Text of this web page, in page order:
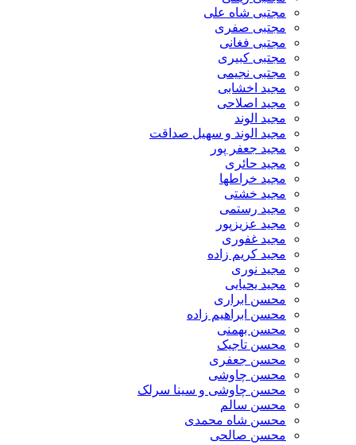
مجتبی شاه علی
مجتبی صفری
مجتبی فغانی
مجتبی کبیری
مجتبی نجیمی
مجید اخشابی
مجید اصلاحی
مجید الوند‎
مجید الوند و سهیل صداقت
مجید جعفر پور
مجید حائری
مجید خراطها
مجید خشتی
مجید رستمی
مجید عزیزپور
مجید غفوری
مجید کریم زاده
مجید نوری
مجید یحیایی
محسن ابراری
محسن ابراهیم زاده
محسن بهمنی
محسن تاجیک
محسن جعفری
محسن چاوشی
محسن چاوشی و سینا سرلک
محسن سالم
محسن شاه محمدی
محسن صالحی